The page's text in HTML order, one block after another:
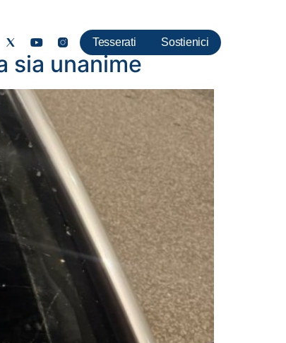
Tesserati Sostienici
sia unanime